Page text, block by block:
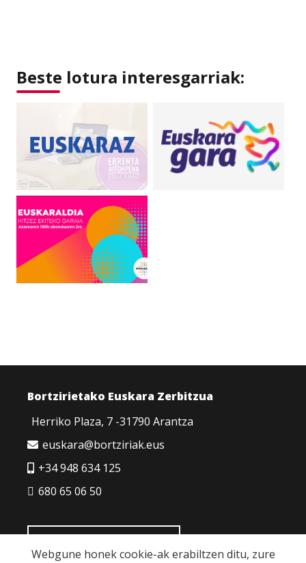
Beste lotura interesgarriak:
Bortzirietako Euskara Zerbitzua
Herriko Plaza, 7 -31790 Arantza
euskara@bortziriak.eus
+34 948 634 125
680 65 06 50
Webgune honek cookie-ak erabiltzen ditu, zure